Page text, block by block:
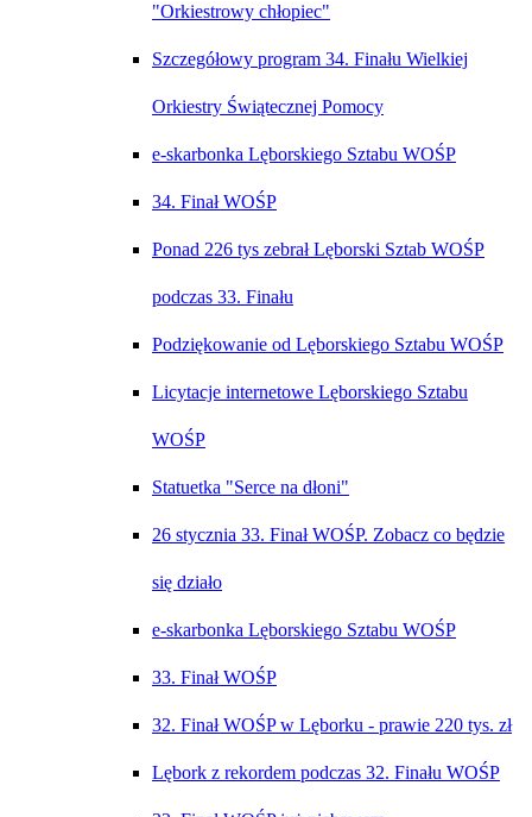
"Orkiestrowy chłopiec"
Szczegółowy program 34. Finału Wielkiej
Orkiestry Świątecznej Pomocy
e-skarbonka Lęborskiego Sztabu WOŚP
34. Finał WOŚP
Ponad 226 tys zebrał Lęborski Sztab WOŚP
podczas 33. Finału
Podziękowanie od Lęborskiego Sztabu WOŚP
Licytacje internetowe Lęborskiego Sztabu
WOŚP
Statuetka "Serce na dłoni"
26 stycznia 33. Finał WOŚP. Zobacz co będzie
się działo
e-skarbonka Lęborskiego Sztabu WOŚP
33. Finał WOŚP
32. Finał WOŚP w Lęborku - prawie 2️20 tys. zł
Lębork z rekordem podczas 32. Finału WOŚP